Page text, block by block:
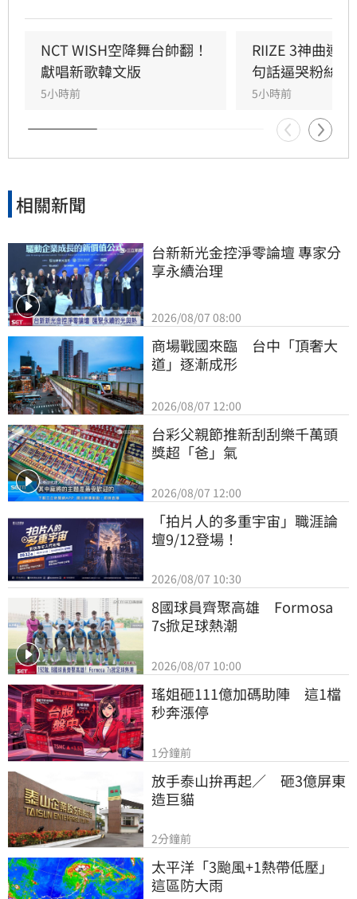
House Groove巧妙融合，曲風清爽且具質感。
成員們以優雅且帶有度假感的舞蹈動作，完美詮
釋歌曲的波浪律動，將夏日氛圍推向最高點。儘
管僅演出單曲，Red Velvet仍憑藉成熟且活潑的
舞台魅力，成功吸引全場目光，為粉絲帶來一場
視覺與聽覺的夏日饗宴。
NCT WISH空降舞台帥翻！
獻唱新歌韓文版
5小時前
RIIZE 3神曲連
句話逼哭粉絲
5小時前
相關新聞
台新新光金控淨零論壇 專家分
享永續治理
2026/08/07 08:00
商場戰國來臨　台中「頂奢大
道」逐漸成形
2026/08/07 12:00
台彩父親節推新刮刮樂千萬頭
獎超「爸」氣
2026/08/07 12:00
「拍片人的多重宇宙」職涯論
壇9/12登場！
2026/08/07 10:30
8國球員齊聚高雄　Formosa
7s掀足球熱潮
2026/08/07 10:00
瑤姐砸111億加碼助陣　這1檔
秒奔漲停
1分鐘前
放手泰山拚再起／　砸3億屏東
造巨貓
2分鐘前
太平洋「3颱風+1熱帶低壓」
這區防大雨